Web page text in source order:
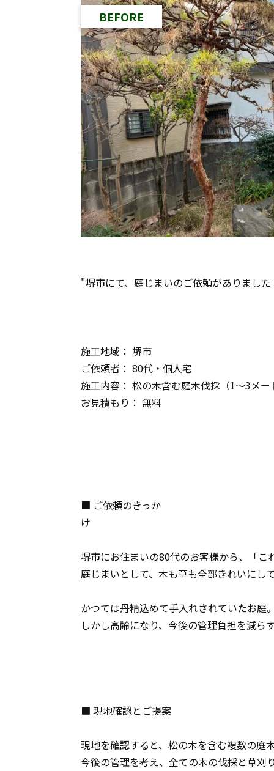
"堺市にて、庭じまいのご依頼がありました
施工地域： 堺市
ご依頼者： 80代・個人宅
施工内容： 松の木含む庭木伐採（1〜3メ
お見積もり： 無料
■ ご依頼のきっか
堺市にお住まいの80代のお客様から、「
庭じまいとして、木も草も全部きれいにし
かつては丹精込めて手入れされていたお庭
しかし高齢になり、今後の管理負担を減ら
■ 現地確認とご提案
現地を確認すると、松の木を含む複数の庭
今後の管理を考え、全ての木の伐採と草刈